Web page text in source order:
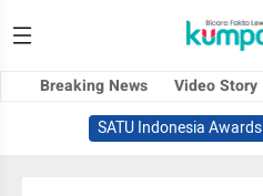
Breaking News Video Story
SATU Indonesia Awards